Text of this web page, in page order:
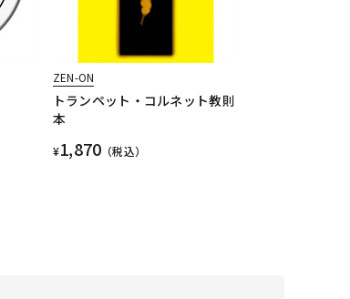
ZEN-ON
トランペット・コルネット教則
本
¥1,870 （税込）